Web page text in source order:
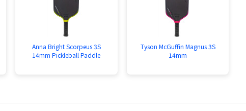
Anna Bright Scorpeus 3S
14mm Pickleball Paddle
Tyson McGuffin Magnus 3S
14mm